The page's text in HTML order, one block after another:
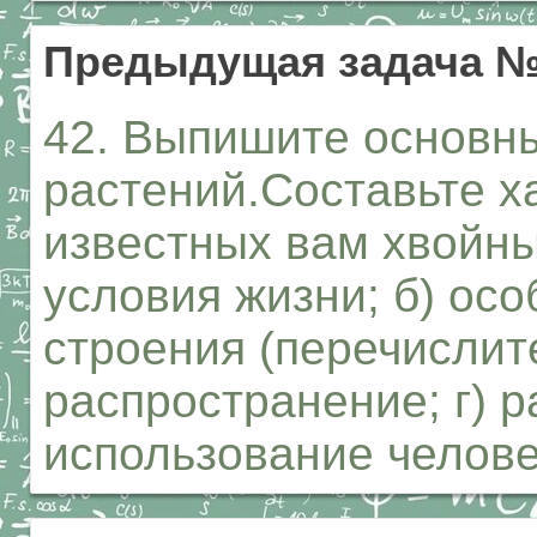
Предыдущая задача
42. Выпишите
растений.Составьте
известных вам
условия жизни; б)
строения
распространение; г)
использование